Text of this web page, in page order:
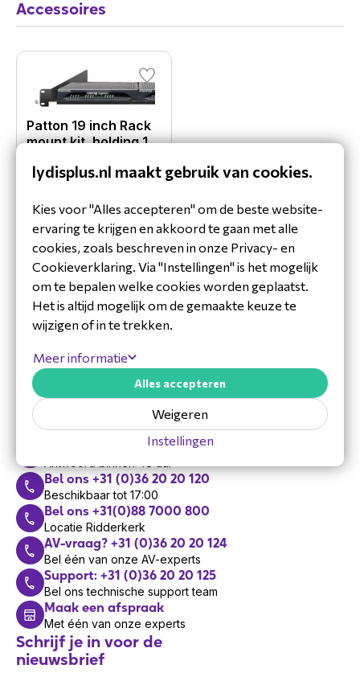
Accessoires
Patton 19 inch Rack
mount kit, holding 1
1001MP/2MPE
Bekijk product
Hulp nodig?
Vandaag zijn we bereikbaar van 8:30 tot 17:00
Bel ons +31 (0)36 20 20 120
Beschikbaar tot 17:00
Bel ons +31(0)88 7000 800
Locatie Ridderkerk
AV-vraag? +31 (0)36 20 20 124
Bel één van onze AV-experts
Support: +31 (0)36 20 20 125
Bel ons technische support team
Maak een afspraak
Met één van onze experts
Schrijf je in voor de
nieuwsbrief
lydisplus.nl maakt gebruik van cookies.
Kies voor "Alles accepteren" om de beste website-
ervaring te krijgen en akkoord te gaan met alle
cookies, zoals beschreven in onze Privacy- en
Cookieverklaring. Via "Instellingen" is het mogelijk
om te bepalen welke cookies worden geplaatst.
Het is altijd mogelijk om de gemaakte keuze te
wijzigen of in te trekken.
Meer informatie
Instellingen
Weigeren
Alles accepteren